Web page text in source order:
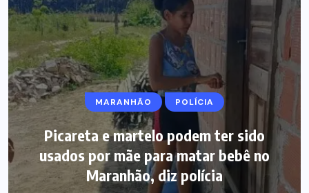
MARANHÃO POLÍCIA
Picareta e martelo podem ter sido
usados por mãe para matar bebê no
Maranhão, diz polícia